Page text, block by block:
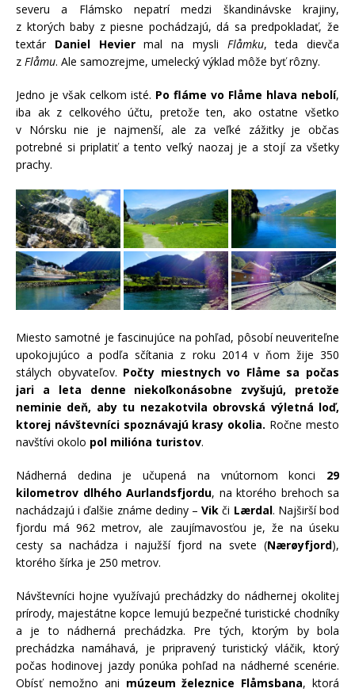
severu a Flámsko nepatrí medzi škandinávske krajiny,
z ktorých baby z piesne pochádzajú, dá sa predpokladať, že
textár Daniel Heviermal na mysli Flåmku, teda dievča
z Flåmu. Ale samozrejme, umelecký výklad môže byť rôzny.
Jedno je však celkom isté. Po fláme vo Flåme hlava nebolí,
iba ak z celkového účtu, pretože ten, ako ostatne všetko
v Nórsku nie je najmenší, ale za veľké zážitky je občas
potrebné si priplatiť a tento veľký naozaj je a stojí za všetky
prachy.
Miesto samotné je fascinujúce na pohľad, pôsobí neuveriteľne
upokojujúco a podľa sčítania z roku 2014 v ňom žije 350
stálych obyvateľov. Počty miestnychvo Flåme sa počas
jari a leta denne niekoľkonásobne zvyšujú, pretože
neminie deň, aby tu nezakotvila obrovská výletná loď,
ktorej návštevníci spoznávajú krasy okolia. Ročne mesto
navštívi okolo pol milióna turistov.
Nádherná dedina je učupená na vnútornom konci 29
kilometrov dlhého Aurlandsfjordu, na ktorého brehoch sa
nachádzajú i ďalšie známe dediny –Vik či Lærdal. Najširší bod
fjordu má 962 metrov, ale zaujímavosťou je, že na úseku
cesty sa nachádza i najužší fjord na svete (Nærøyfjord),
ktorého šírka je 250 metrov.
Návštevníci hojne využívajú prechádzky do nádhernej okolitej
prírody, majestátne kopce lemujú bezpečné turistické chodníky
a je to nádherná prechádzka. Pre tých, ktorým by bola
prechádzka namáhavá, je pripravený turistický vláčik, ktorý
počas hodinovej jazdy ponúka pohľad na nádherné scenérie.
Obísť nemožno ani múzeum železnice Flåmsbana, ktorá